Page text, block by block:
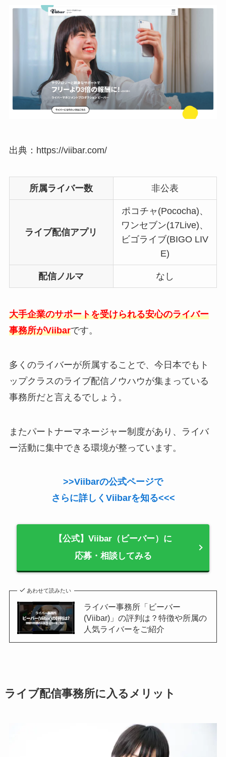
出典：https://viibar.com/
所属ライバー数 非公表
ライブ配信アプリ
ポコチャ(Pococha)、
ワンセブン(17Live)、
ビゴライブ(BIGO LIV
E)
配信ノルマ なし
大手企業のサポートを受けられる安心のライバー
事務所がViibarです。
多くのライバーが所属することで、今日本でもト
ップクラスのライブ配信ノウハウが集まっている
事務所だと言えるでしょう。
またパートナーマネージャー制度があり、ライバ
ー活動に集中できる環境が整っています。
>>Viibarの公式ページで
さらに詳しくViibarを知る<<<
【公式】Viibar（ビーバー）に
応募・相談してみる
あわせて読みたい
ライバー事務所「ビーバー
(Viibar)」の評判は？特徴や所属の
人気ライバーをご紹介
ライブ配信事務所に入るメリット